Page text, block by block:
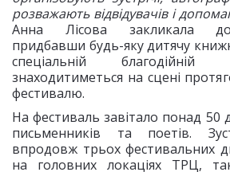
розважають відвідувачів і
Анна Лісова закликала
придбавши будь-яку дитячу
спеціальній
знаходитиметься на сцені
фестивалю.
На фестиваль завітало понад 50
письменників та поетів.
впродовж трьох фестивальних
на головних локаціях ТРЦ,